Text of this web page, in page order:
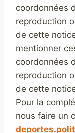
coordonnées
reproduction
de cette
mentionner
coordonnées
reproduction
de cette
Pour la
nous faire un